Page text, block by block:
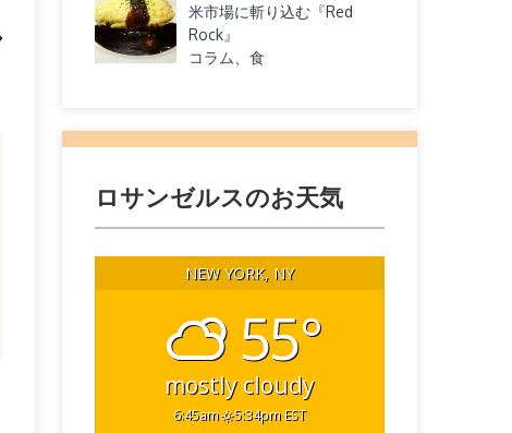
米市場に斬り込む『Red
Rock』
コラム、食
ロサンゼルスのお天気
NEW YORK, NY
55°
mostly cloudy
6:45am 5:34pm EST